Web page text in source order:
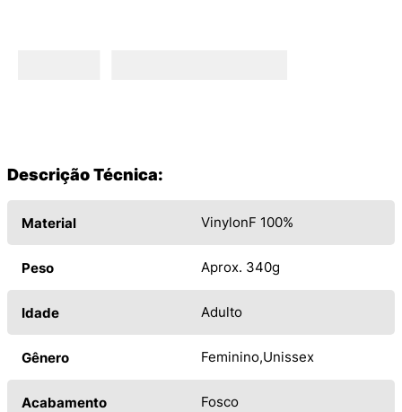
Descrição Técnica:
Material VinylonF 100%
Peso Aprox. 340g
Idade Adulto
Gênero Feminino Unissex
Acabamento Fosco